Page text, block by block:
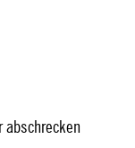
abschrecken